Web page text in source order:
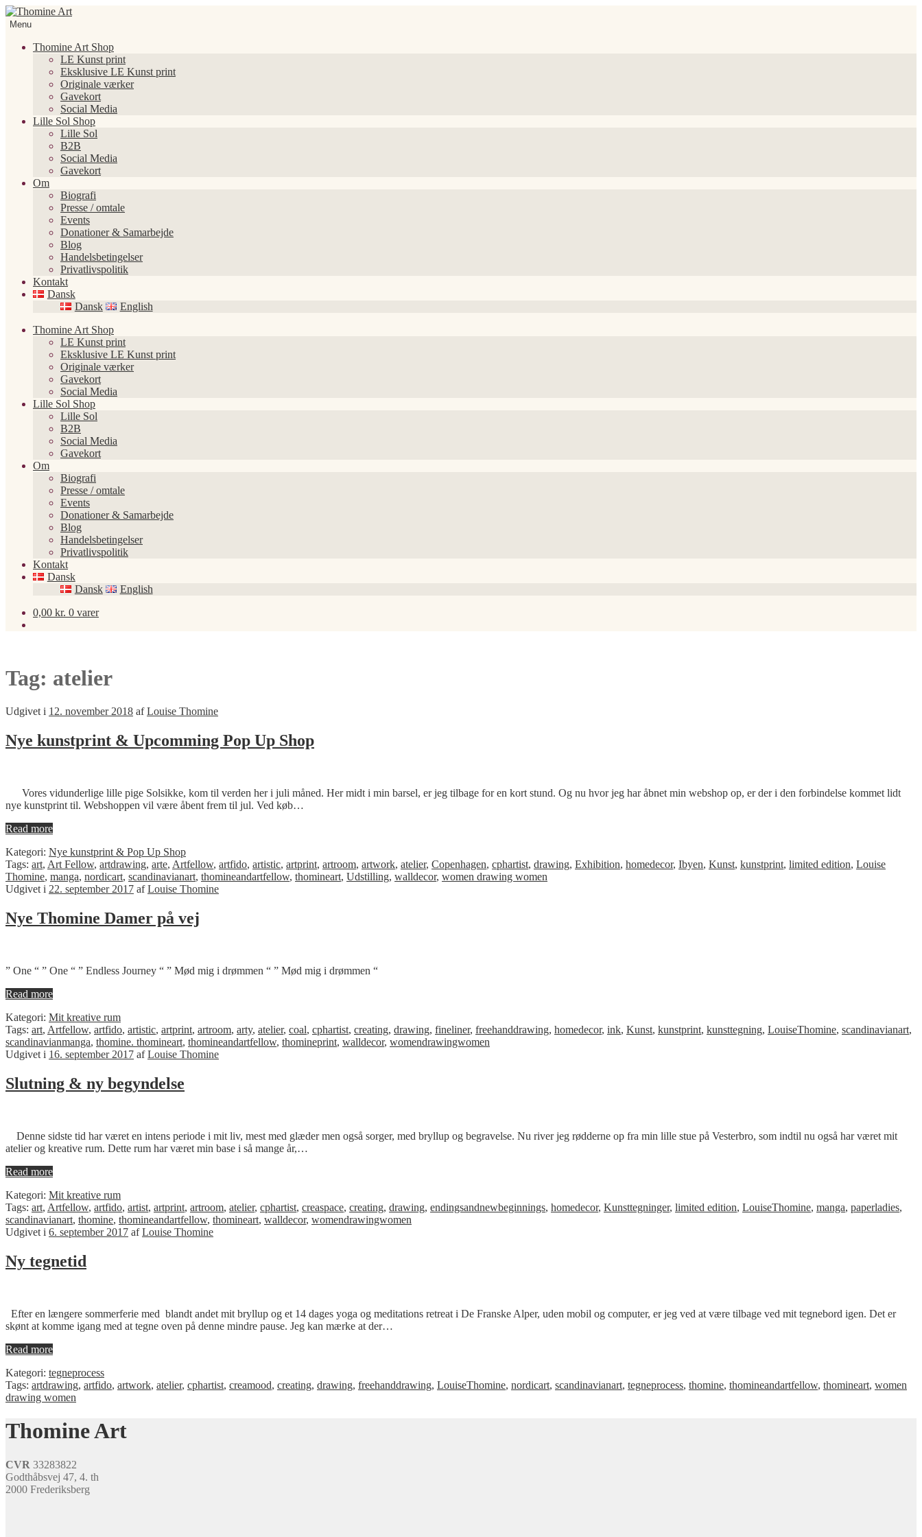
Spring
til
Spring
tilMenu
Thomine Art Shop
LE Kunst print
Eksklusive LE Kunst print
Originale værker
Gavekort
Social Media
Lille Sol Shop
Lille Sol
B2B
Social Media
Gavekort
Om
Biografi
Presse / omtale
Events
Donationer & Samarbejde
Blog
Handelsbetingelser
Privatlivspolitik
Kontakt
Dansk
Dansk
English
Thomine Art Shop
LE Kunst print
Eksklusive LE Kunst print
Originale værker
Gavekort
Social Media
Lille Sol Shop
Lille Sol
B2B
Social Media
Gavekort
Om
Biografi
Presse / omtale
Events
Donationer & Samarbejde
Blog
Handelsbetingelser
Privatlivspolitik
Kontakt
Dansk
Dansk
English
0,00 kr. 0 varer
Tag: atelier
Udgivet i 12. november 2018 afLouise Thomine
Nye kunstprint & Upcomming Pop Up Shop
Vores vidunderlige lille pige Solsikke, kom til verden her i juli måned. Her midt i min barsel, er jeg tilbage for en kort stund. Og nu hvor jeg har åbnet min webshop op, er der i den forbindelse kommet lidt
nye kunstprint til. Webshoppen vil være åbent frem til jul. Ved køb…
Read more
Kategori: Nye kunstprint & Pop Up Shop
Tags: art, Art Fellow, artdrawing, arte, Artfellow, artfido, artistic, artprint, artroom, artwork, atelier, Copenhagen, cphartist, drawing, Exhibition, homedecor, Ibyen, Kunst, kunstprint, limited edition, Louise
Thomine, manga, nordicart, scandinavianart, thomineandartfellow, thomineart, Udstilling, walldecor, women drawing women
Udgivet i 22. september 2017 afLouise Thomine
Nye Thomine Damer på vej
” One “ ” One “ ” Endless Journey “ ” Mød mig i drømmen “ ” Mød mig i drømmen “
Read more
Kategori: Mit kreative rum
Tags: art, Artfellow, artfido, artistic, artprint, artroom, arty, atelier, coal, cphartist, creating, drawing, fineliner, freehanddrawing, homedecor, ink, Kunst, kunstprint, kunsttegning, LouiseThomine, scandinavianart,
scandinavianmanga, thomine. thomineart, thomineandartfellow, thomineprint, walldecor, womendrawingwomen
Udgivet i 16. september 2017 afLouise Thomine
Slutning & ny begyndelse
Denne sidste tid har været en intens periode i mit liv, mest med glæder men også sorger, med bryllup og begravelse. Nu river jeg rødderne op fra min lille stue på Vesterbro, som indtil nu også har været mit
atelier og kreative rum. Dette rum har været min base i så mange år,…
Read more
Kategori: Mit kreative rum
Tags: art, Artfellow, artfido, artist, artprint, artroom, atelier, cphartist, creaspace, creating, drawing, endingsandnewbeginnings, homedecor, Kunsttegninger, limited edition, LouiseThomine, manga, paperladies,
scandinavianart, thomine, thomineandartfellow, thomineart, walldecor, womendrawingwomen
Udgivet i 6. september 2017 afLouise Thomine
Ny tegnetid
Efter en længere sommerferie med blandt andet mit bryllup og et 14 dages yoga og meditations retreat i De Franske Alper, uden mobil og computer, er jeg ved at være tilbage ved mit tegnebord igen. Det er
skønt at komme igang med at tegne oven på denne mindre pause. Jeg kan mærke at der…
Read more
Kategori: tegneprocess
Tags: artdrawing, artfido, artwork, atelier, cphartist, creamood, creating, drawing, freehanddrawing, LouiseThomine, nordicart, scandinavianart, tegneprocess, thomine, thomineandartfellow, thomineart, women
drawing women
Thomine Art
CVR 33283822
Godthåbsvej 47, 4. th
2000 Frederiksberg